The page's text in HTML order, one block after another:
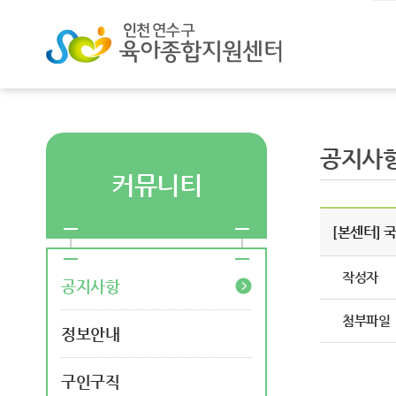
커뮤니티
공지사항
정보안내
구인구직
공지사
[본센터]
작성자
첨부파일